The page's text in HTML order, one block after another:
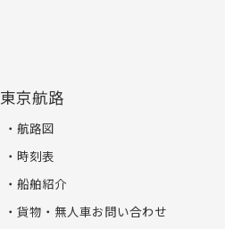
東京航路
航路図
時刻表
船舶紹介
貨物・無人車お問い合わせ